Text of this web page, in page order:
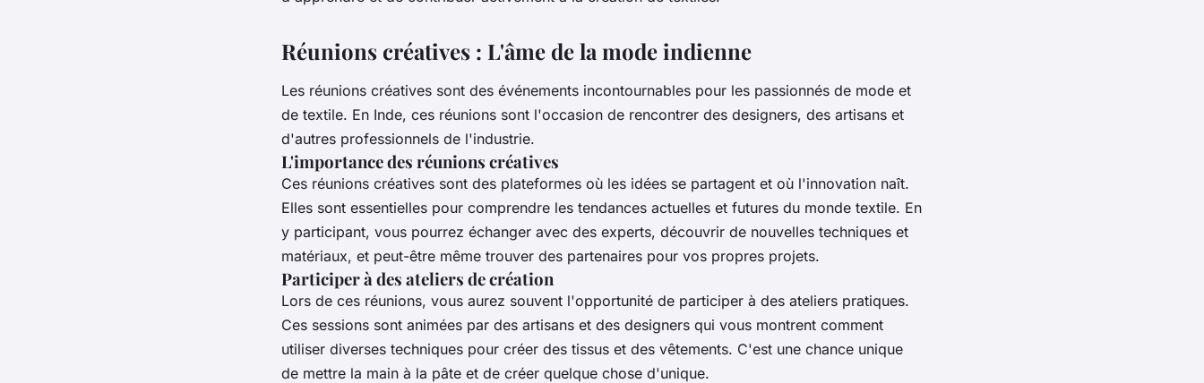
Réunions créatives : L'âme de la mode indienne
Les réunions créatives sont des événements incontournables pour les passionnés de mode et
de textile. En Inde, ces réunions sont l'occasion de rencontrer des designers, des artisans et
d'autres professionnels de l'industrie.
L'importance des réunions créatives
Ces réunions créatives sont des plateformes où les idées se partagent et où l'innovation naît.
Elles sont essentielles pour comprendre les tendances actuelles et futures du monde textile. En
y participant, vous pourrez échanger avec des experts, découvrir de nouvelles techniques et
matériaux, et peut-être même trouver des partenaires pour vos propres projets.
Participer à des ateliers de création
Lors de ces réunions, vous aurez souvent l'opportunité de participer à des ateliers pratiques.
Ces sessions sont animées par des artisans et des designers qui vous montrent comment
utiliser diverses techniques pour créer des tissus et des vêtements. C'est une chance unique
de mettre la main à la pâte et de créer quelque chose d'unique.